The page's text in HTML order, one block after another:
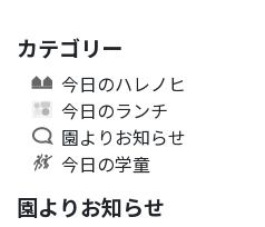
カテゴリー
今日のハレノヒ
今日のランチ
園よりお知らせ
今日の学童
園よりお知らせ